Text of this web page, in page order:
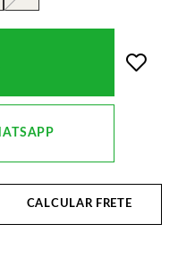
CALCULAR FRETE